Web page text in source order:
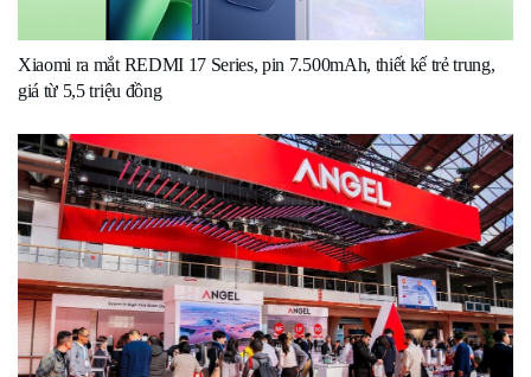
Xiaomi ra mắt REDMI 17 Series, pin 7.500mAh, thiết kế trẻ trung,
giá từ 5,5 triệu đồng